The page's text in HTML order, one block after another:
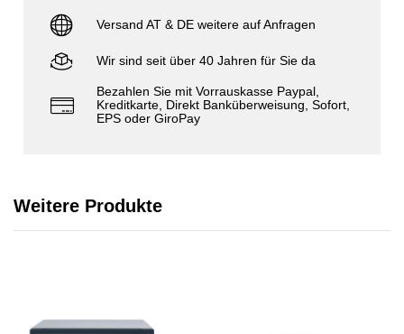
Versand AT & DE weitere auf Anfragen
Wir sind seit über 40 Jahren für Sie da
Bezahlen Sie mit Vorrauskasse Paypal,
Kreditkarte, Direkt Banküberweisung, Sofort,
EPS oder GiroPay
Weitere Produkte